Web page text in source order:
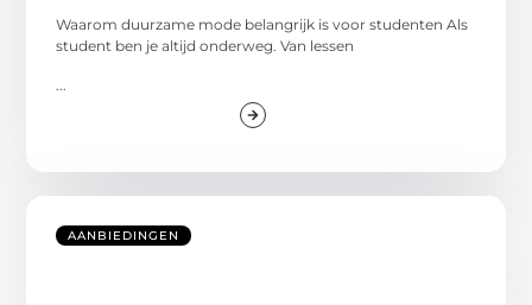
Waarom duurzame mode belangrijk is voor studenten Als
student ben je altijd onderweg. Van lessen
AANBIEDINGEN